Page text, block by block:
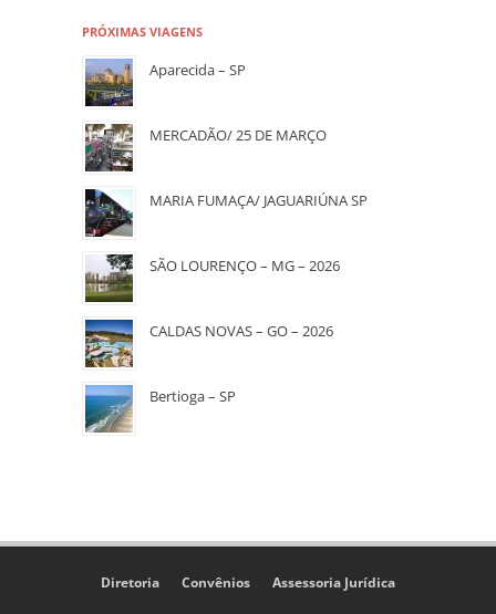
PRÓXIMAS VIAGENS
Aparecida – SP
MERCADÃO/ 25 DE MARÇO
MARIA FUMAÇA/ JAGUARIÚNA SP
SÃO LOURENÇO – MG – 2026
CALDAS NOVAS – GO – 2026
Bertioga – SP
Diretoria Convênios Assessoria Jurídica